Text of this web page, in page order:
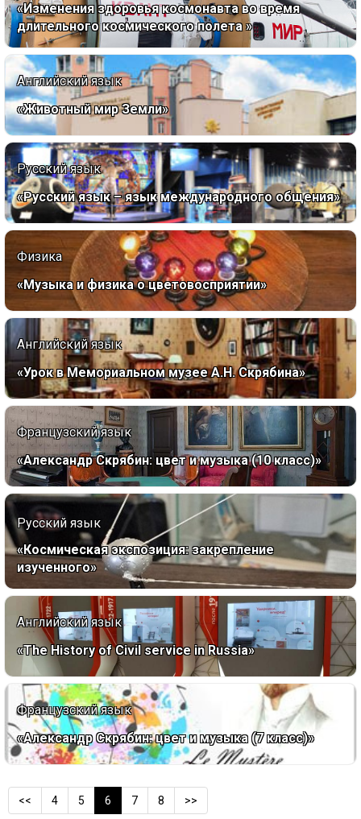
«Изменения здоровья космонавта во время
длительного космического полета »
Английский язык
«Животный мир Земли»
Русский язык
«Русский язык – язык международного общения»
Физика
«Музыка и физика о цветовосприятии»
Английский язык
«Урок в Мемориальном музее А.Н. Скрябина»
Французский язык
«Александр Скрябин: цвет и музыка (10 класс)»
Русский язык
«Космическая экспозиция: закрепление
изученного»
Английский язык
«The History of Civil service in Russia»
Французский язык
«Александр Скрябин: цвет и музыка (7 класс)»
<< 4 5 6 7 8 >>